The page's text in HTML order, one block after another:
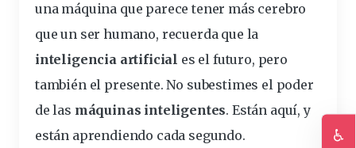
una máquina que parece tener más cerebro
que un ser humano, recuerda que la
inteligencia artificial es el futuro, pero
también el presente. No subestimes el poder
de las máquinas inteligentes. Están aquí, y
están aprendiendo cada segundo.
♿